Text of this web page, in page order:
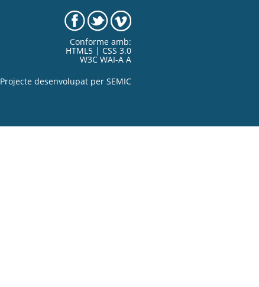
Conforme amb:
HTML5 | CSS 3.0
W3C WAI-A A
Projecte desenvolupat per SEMIC